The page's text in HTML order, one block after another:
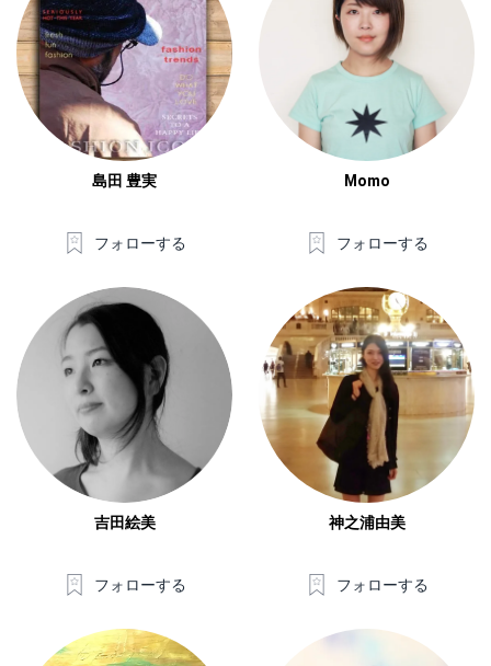
島田 豊実
フォローする
Momo
フォローする
吉田絵美
フォローする
神之浦由美
フォローする